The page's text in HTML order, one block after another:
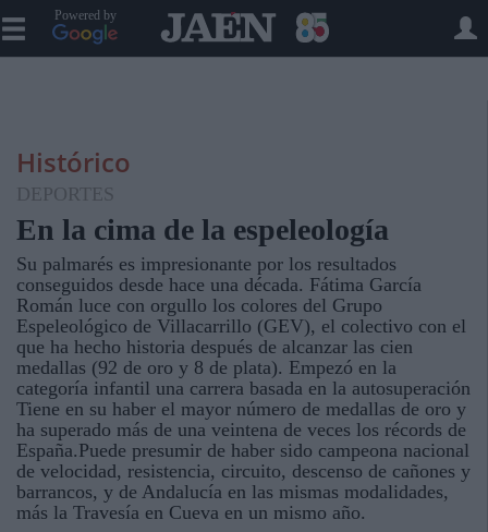
Powered by
Histórico
DEPORTES
En la cima de la espeleología
Su palmarés es impresionante por los resultados
conseguidos desde hace una década. Fátima García
Román luce con orgullo los colores del Grupo
Espeleológico de Villacarrillo (GEV), el colectivo con el
que ha hecho historia después de alcanzar las cien
medallas (92 de oro y 8 de plata). Empezó en la
categoría infantil una carrera basada en la autosuperación
Tiene en su haber el mayor número de medallas de oro y
ha superado más de una veintena de veces los récords de
España.Puede presumir de haber sido campeona nacional
de velocidad, resistencia, circuito, descenso de cañones y
barrancos, y de Andalucía en las mismas modalidades,
más la Travesía en Cueva en un mismo año.